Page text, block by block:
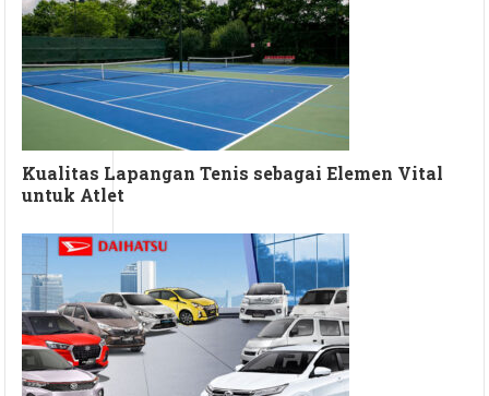
Kualitas Lapangan Tenis sebagai Elemen Vital
untuk Atlet